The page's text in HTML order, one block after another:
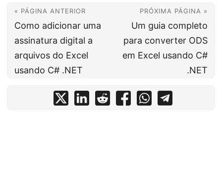
« PÁGINA ANTERIOR
Como adicionar uma
assinatura digital a
arquivos do Excel
usando C# .NET
PRÓXIMA PÁGINA »
Um guia completo
para converter ODS
em Excel usando C#
.NET